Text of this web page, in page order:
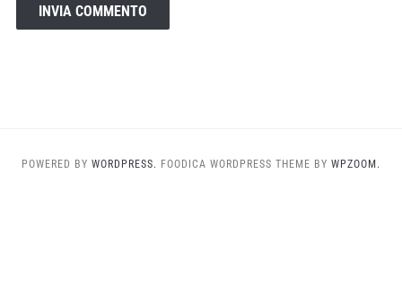
POWERED BY WORDPRESS. FOODICA WORDPRESS THEME BY WPZOOM.